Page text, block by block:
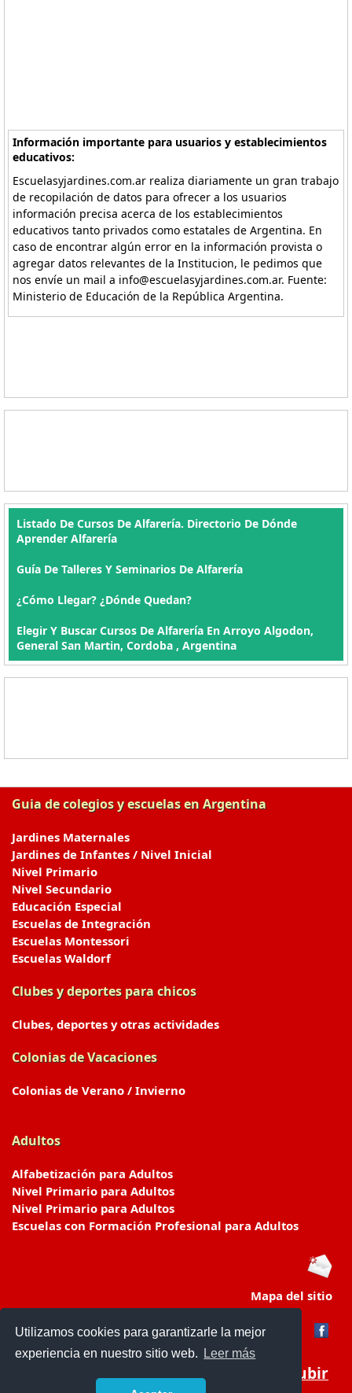
Utilizamos cookies para garantizarle la mejor
experiencia en nuestro sitio web.
Leer más
Información importante para usuarios y establecimientos
educativos:
Escuelasyjardines.com.ar realiza diariamente un gran trabajo
de recopilación de datos para ofrecer a los usuarios
información precisa acerca de los establecimientos
educativos tanto privados como estatales de Argentina. En
caso de encontrar algún error en la información provista o
agregar datos relevantes de la Institucion, le pedimos que
nos envíe un mail a info@escuelasyjardines.com.ar. Fuente:
Ministerio de Educación de la República Argentina.
Listado De Cursos De Alfarería. Directorio De Dónde
Aprender Alfarería
Guía De Talleres Y Seminarios De Alfarería
¿Cómo Llegar? ¿Dónde Quedan?
Elegir Y Buscar Cursos De Alfarería En Arroyo Algodon,
General San Martin, Cordoba , Argentina
Guia de colegios y escuelas en Argentina
Jardines Maternales
Jardines de Infantes / Nivel Inicial
Nivel Primario
Nivel Secundario
Educación Especial
Escuelas de Integración
Escuelas Montessori
Escuelas Waldorf
Clubes y deportes para chicos
Clubes, deportes y otras actividades
Colonias de Vacaciones
Colonias de Verano / Invierno
Adultos
Alfabetización para Adultos
Nivel Primario para Adultos
Nivel Primario para Adultos
Escuelas con Formación Profesional para Adultos
Mapa del sitio
Subir